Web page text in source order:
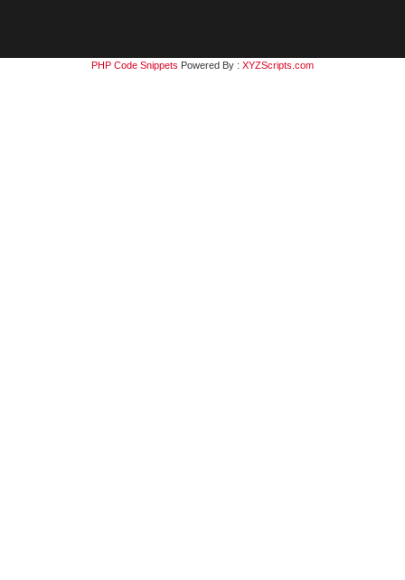
PHP Code Snippets Powered By : XYZScripts.com